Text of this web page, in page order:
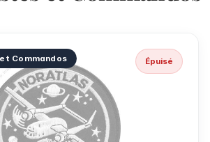
Commandos Épuisé